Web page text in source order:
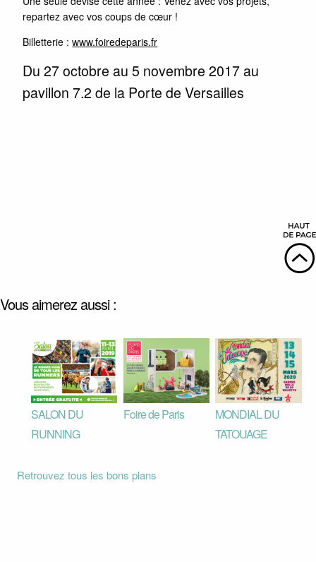
repartez avec vos coups de cœur !
Billetterie :www.foiredeparis.fr
Du 27 octobre au 5 novembre 2017 au
pavillon 7.2 de la Porte de Versailles
Vous aimerez aussi :
SALON DU
RUNNING
Foire de Paris
MONDIAL DU
TATOUAGE
Retrouvez tous les bons plans